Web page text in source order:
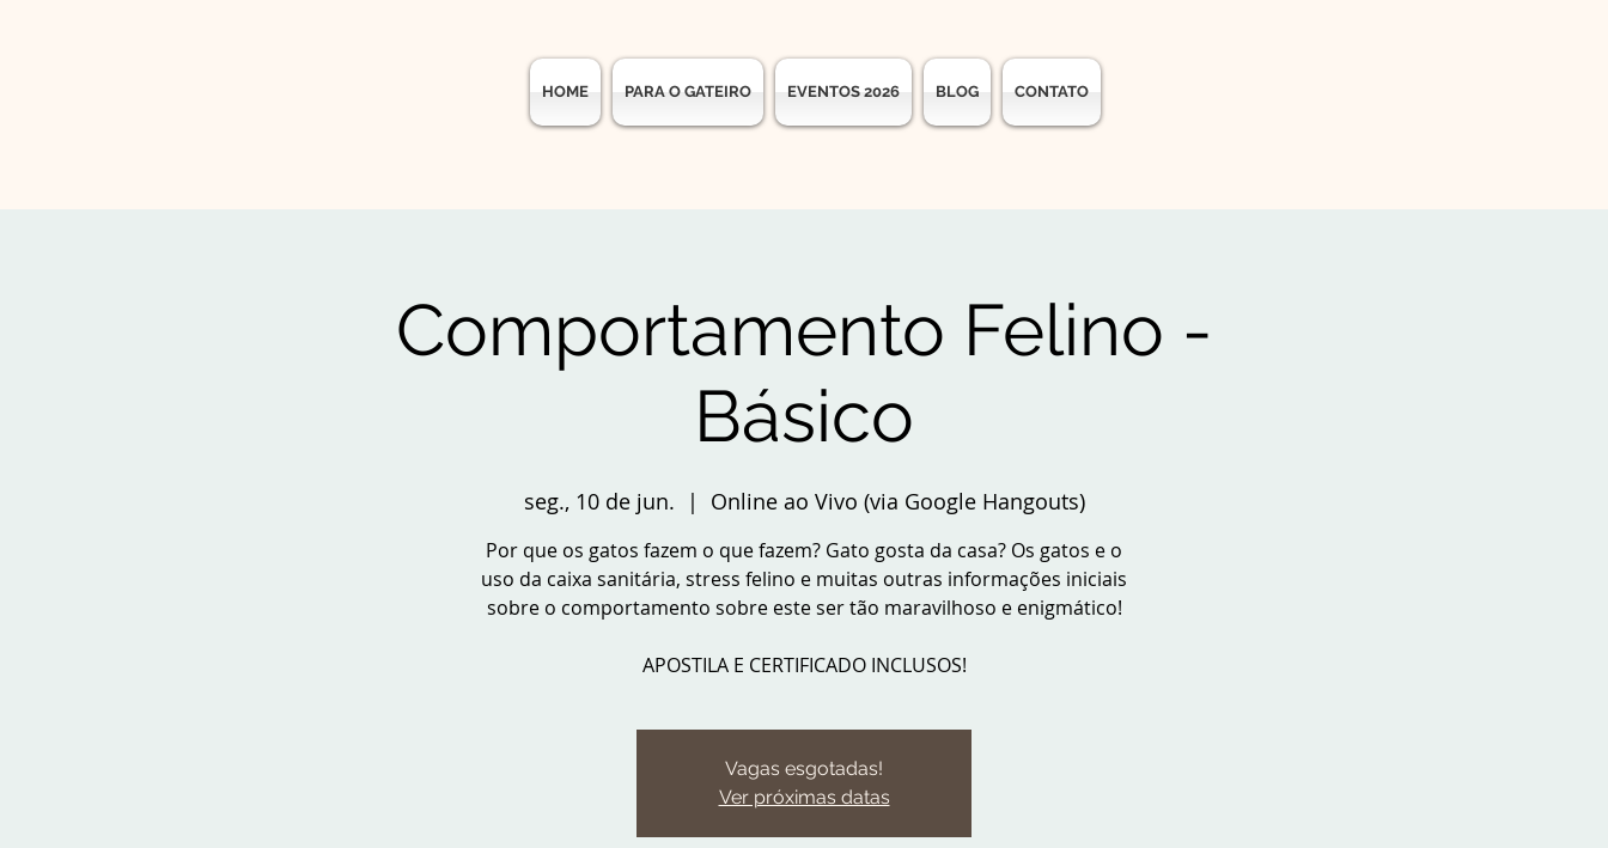
HOME PARA O GATEIRO EVENTOS 2026 BLOG CONTATO
Comportamento Felino -
Básico
seg., 10 de jun.
  |
Online ao Vivo (via Google Hangouts)
Por que os gatos fazem o que fazem? Gato gosta da casa? Os gatos e o
uso da caixa sanitária, stress felino e muitas outras informações iniciais
sobre o comportamento sobre este ser tão maravilhoso e enigmático!
APOSTILA E CERTIFICADO INCLUSOS!
Vagas esgotadas!
Ver próximas datas